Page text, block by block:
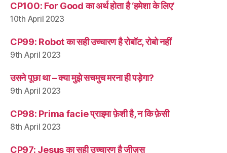
CP100: For Good का अर्थ होता है ‘हमेशा के लिए’
10th April 2023
CP99: Robot का सही उच्चारण है रोबॉट, रोबो नहीं
9th April 2023
उसने पूछा था – क्या मुझे सचमुच मरना ही पड़ेगा?
9th April 2023
CP98: Prima facie प्राइमा फ़ेशी है, न कि फ़ेसी
8th April 2023
CP97: Jesus का सही उच्चारण है जीज़स